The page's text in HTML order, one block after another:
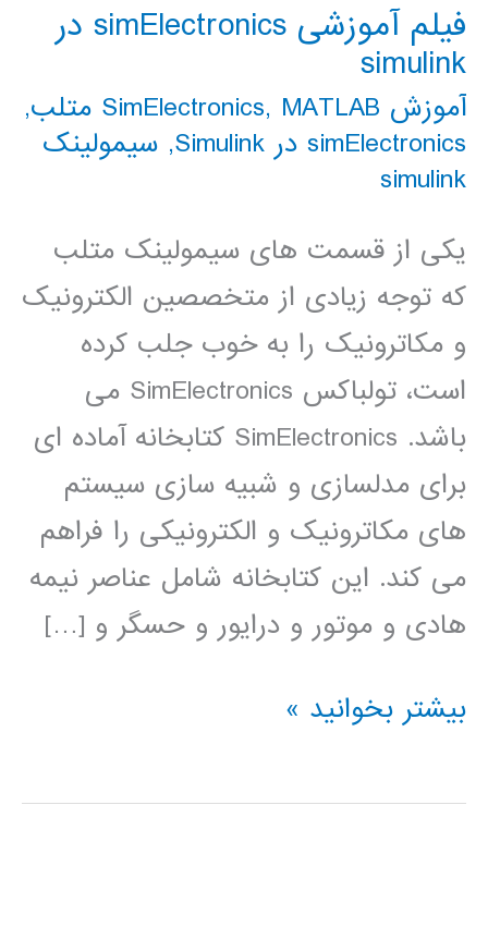
فیلم آموزشی simElectronics در
simulink
آموزش SimElectronics , MATLAB متلب
,
simElectronics در Simulink
, سیمولینک
simulink
یکی از قسمت های سیمولینک متلب
که توجه زیادی از متخصصین الکترونیک
و مکاترونیک را به خوب جلب کرده
است، تولباکس SimElectronics می
باشد. SimElectronics کتابخانه آماده ای
برای مدلسازی و شبیه سازی سیستم
های مکاترونیک و الکترونیکی را فراهم
می کند. این کتابخانه شامل عناصر نیمه
هادی و موتور و درایور و حسگر و […]
فیلم
simElectronics
بیشتر بخوانید »